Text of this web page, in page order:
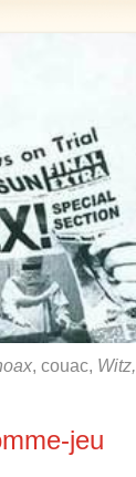
, couac, Witz,
jeu